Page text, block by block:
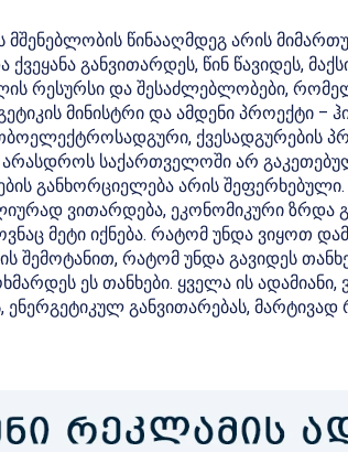
მშენებლობის წინააღმდეგ არის
ქვეყანა განვითარდეს, წინ წავიდეს,
რესურსი და შესაძლებლობები,
მინისტრი და ამდენი პროექტი
ქვესადგურების
არასდროს საქართველოში არ
განხორციელება არის შეფერხებული.
ვითარდება, ეკონომიკური ზრდა
მეტი იქნება. რატომ უნდა ვიყოთ
შემოტანით, რატომ უნდა გავიდეს
ეს თანხები. ყველა ის ადამიანი,
განვითარებას, მარტივად